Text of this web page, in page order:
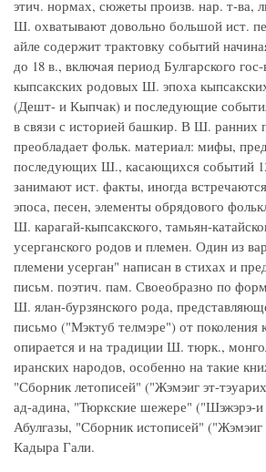
этич. нормах, сюжеты произв. нар. т-ва,
Ш. охватывают довольно большой ист.
айле содержит трактовку событий
до 18 в., включая период Булгарского
кыпсакских родовых Ш. эпоха
(Дешт- и Кыпчак) и последующие
в связи с историей башкир. В Ш. ранних
преобладает фольк. материал: мифы,
последующих Ш., касающихся событий
занимают ист. факты, иногда
эпоса, песен, элементы обрядового
Ш. карагай-кыпсакского, тамьян-
усерганского родов и племен. Один из
племени усерган" написан в стихах и
письм. поэтич. пам. Своеобразно по
Ш. ялан-бурзянского рода,
письмо ("Мэктyб телмэре") от
опирается и на традиции Ш. тюрк.,
иранских народов, особенно на такие
"Сборник летописей" ("Жэмэиг эт-
ад-адина, "Тюркские шежере" ("Шэжэрэ-и
Абулгазы, "Сборник истописей" ("Жэмэиг
Кадыра Гали.